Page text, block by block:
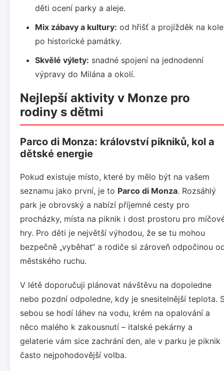
děti ocení parky a aleje.
Mix zábavy a kultury: od hřišť a projížděk na kole
po historické památky.
Skvělé výlety: snadné spojení na jednodenní
výpravy do Milána a okolí.
Nejlepší aktivity v Monze pro
rodiny s dětmi
Parco di Monza: království pikniků, kol a
dětské energie
Pokud existuje místo, které by mělo být na vašem
seznamu jako první, je to Parco di Monza. Rozsáhlý
park je obrovský a nabízí příjemné cesty pro
procházky, místa na piknik i dost prostoru pro
hry. Pro děti je největší výhodou, že se tu mohou
bezpečně „vyběhat“ a rodiče si zároveň odpočinou
městského ruchu.
V létě doporučuji plánovat návštěvu na dopoledne
nebo pozdní odpoledne, kdy je snesitelnější teplota.
sebou se hodí láhev na vodu, krém na opalování a
něco malého k zakousnutí – italské pekárny a
gelaterie vám sice zachrání den, ale v parku je piknik
často nejpohodovější volba.